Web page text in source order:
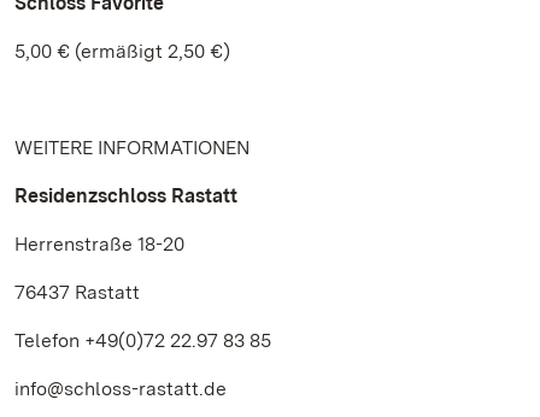
5,00 € (ermäßigt 2,50 €)
WEITERE INFORMATIONEN
Residenzschloss Rastatt
Herrenstraße 18-20
76437 Rastatt
Telefon +49(0)72 22.97 83 85
info@schloss-rastatt.de